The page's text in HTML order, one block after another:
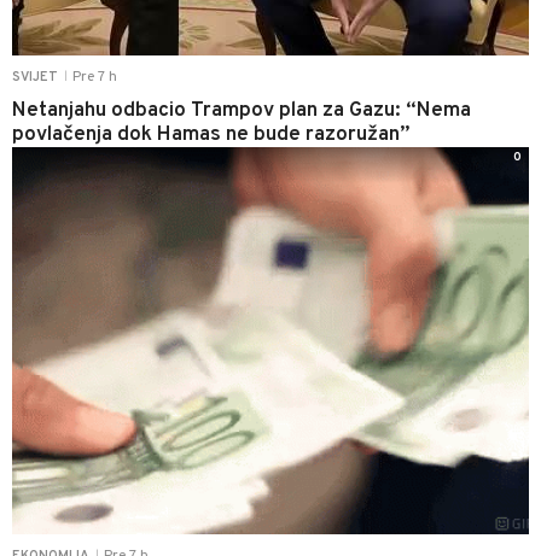
SVIJET Pre 7 h
Netanjahu odbacio Trampov plan za Gazu: “Nema
povlačenja dok Hamas ne bude razoružan”
0